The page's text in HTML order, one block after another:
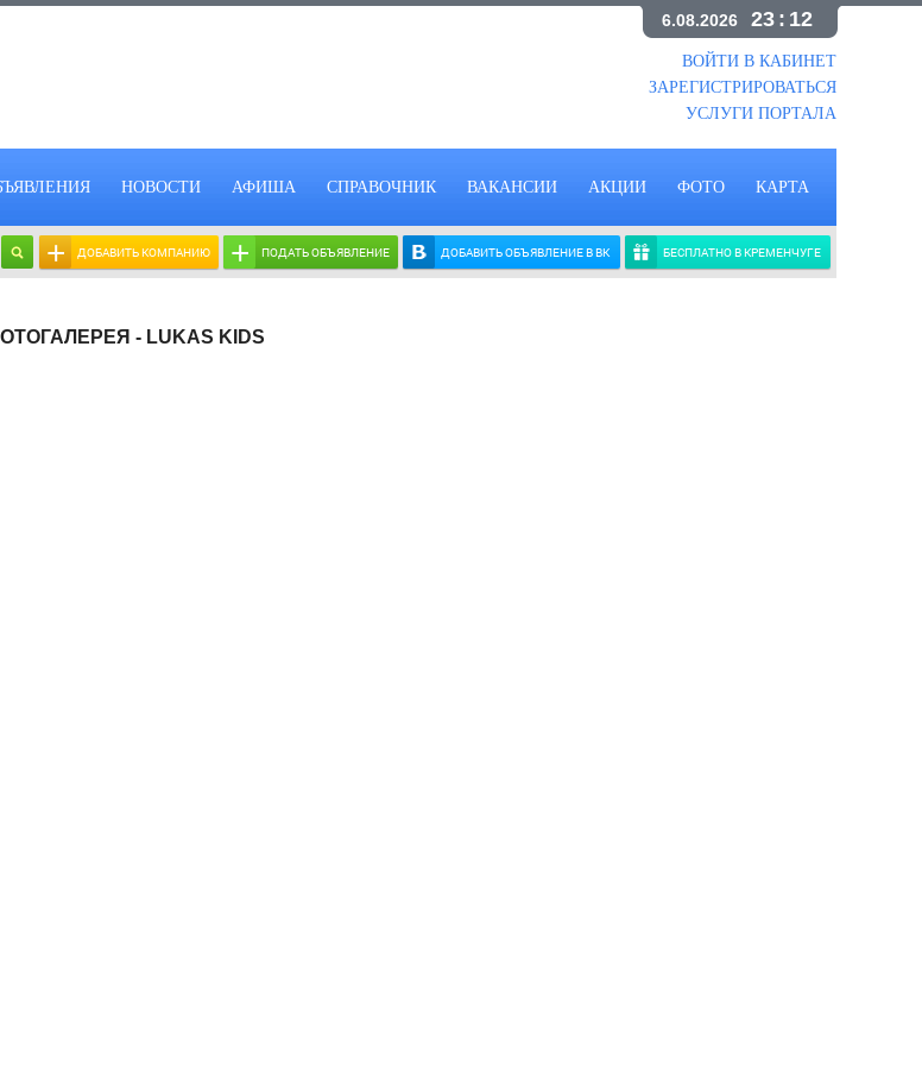
6.08.2026 23 : 12
ВОЙТИ В КАБИНЕТ
ЗАРЕГИСТРИРОВАТЬСЯ
УСЛУГИ ПОРТАЛА
НОВОСТИ АФИША СПРАВОЧНИК ВАКАНСИИ АКЦИИ ФОТО КАРТА
+ ДОБАВИТЬ КОМПАНИЮ + ПОДАТЬ ОБЪЯВЛЕНИЕ ДОБАВИТЬ ОБЪЯВЛЕНИЕ В ВК БЕСПЛАТНО В КРЕМЕНЧУГЕ
- LUKAS KIDS